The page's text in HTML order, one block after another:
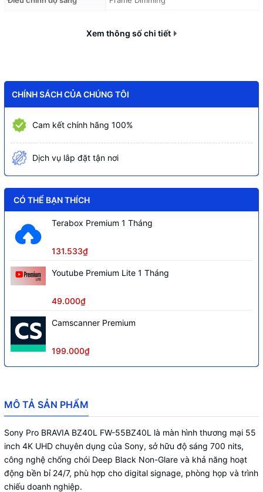
600.000:1
HDR Có, HDR10, HLG, Dolby Vision
Haze 47%
Góc hiển thị Hỗ trợ ngang, dọc, nghiêng
Bộ xử lý hình ảnh 4K HDR Processor X1
Công nghệ chuyển động
Hệ điều hành Android TV
Bộ nhớ trong
Kết nối không dây
Wi-Fi tích hợp, Wi-Fi Direct,
Phát media qua USB
Hẹn giờ bật tắt, hẹn giờ ngủ, đồng hồ
Điều khiển
Cổng kết nối
4 HDMI (HDCP 2.3), 2 USB, Composite
mini jack, Audio In analog, Audio Out
digital, LAN Ethernet
Công suất tiêu thụ 201W
Kích thước không chân
Xem thông số chi tiết
CHÍNH SÁCH CỦA CHÚNG TÔI
Cam kết chính hãng 100%
Dịch vụ lắp đặt tận nơi
CÓ THỂ BẠN THÍCH
Terabox Premium 1 Tháng
131.533₫
Youtube Premium Lite 1 Tháng
49.000₫
Camscanner Premium
199.000₫
MÔ TẢ SẢN PHẨM
Sony Pro BRAVIA BZ40L FW-55BZ40L là màn hình thương mại 55
inch 4K UHD chuyên dụng của Sony, sở hữu độ sáng 700 nits,
công nghệ chống chói Deep Black Non-Glare và khả năng hoạt
động bền bỉ 24/7, phù hợp cho digital signage, phòng họp và trình
chiếu doanh nghiệp.